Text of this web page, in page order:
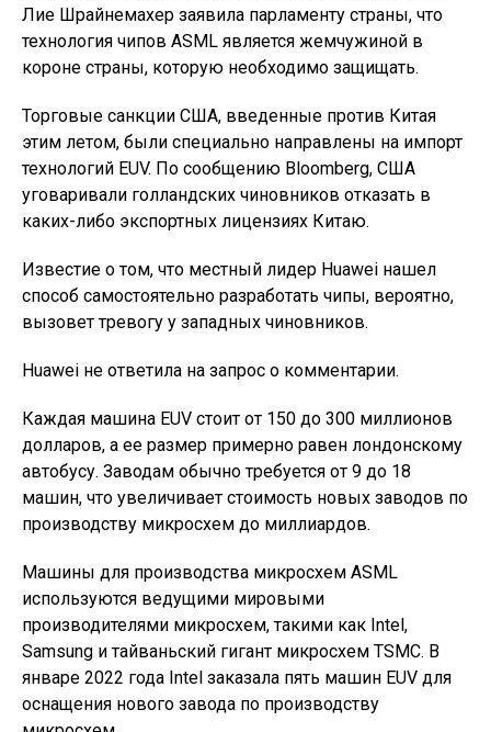
Лие Шрайнемахер заявила парламенту страны, что
технология чипов ASML является жемчужиной в
короне страны, которую необходимо защищать.
Торговые санкции США, введенные против Китая
этим летом, были специально направлены на импорт
технологий EUV. По сообщению Bloomberg, США
уговаривали голландских чиновников отказать в
каких-либо экспортных лицензиях Китаю.
Известие о том, что местный лидер Huawei нашел
способ самостоятельно разработать чипы, вероятно,
вызовет тревогу у западных чиновников.
Huawei не ответила на запрос о комментарии.
Каждая машина EUV стоит от 150 до 300 миллионов
долларов, а ее размер примерно равен лондонскому
автобусу. Заводам обычно требуется от 9 до 18
машин, что увеличивает стоимость новых заводов по
производству микросхем до миллиардов.
Машины для производства микросхем ASML
используются ведущими мировыми
производителями микросхем, такими как Intel,
Samsung и тайваньский гигант микросхем TSMC. В
январе 2022 года Intel заказала пять машин EUV для
оснащения нового завода по производству